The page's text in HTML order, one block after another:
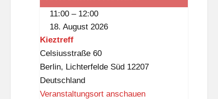
11:00 – 12:00
18. August 2026
Kieztreff
Celsiusstraße 60
Berlin, Lichterfelde Süd 12207
Deutschland
Veranstaltungsort anschauen